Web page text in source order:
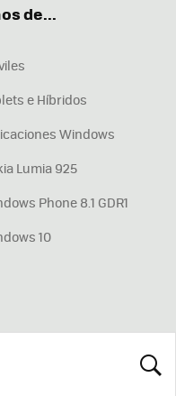
de...
e Híbridos
Windows
Lumia 925
Phone 8.1 GDR1
10